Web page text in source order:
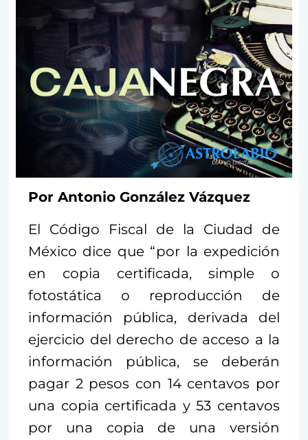
Por Antonio González Vázquez
El Código Fiscal de la Ciudad de
México dice que “por la expedición
en copia certificada, simple o
fotostática o reproducción de
información pública, derivada del
ejercicio del derecho de acceso a la
información pública, se deberán
pagar 2 pesos con 14 centavos por
una copia certificada y 53 centavos
por una copia de una versión